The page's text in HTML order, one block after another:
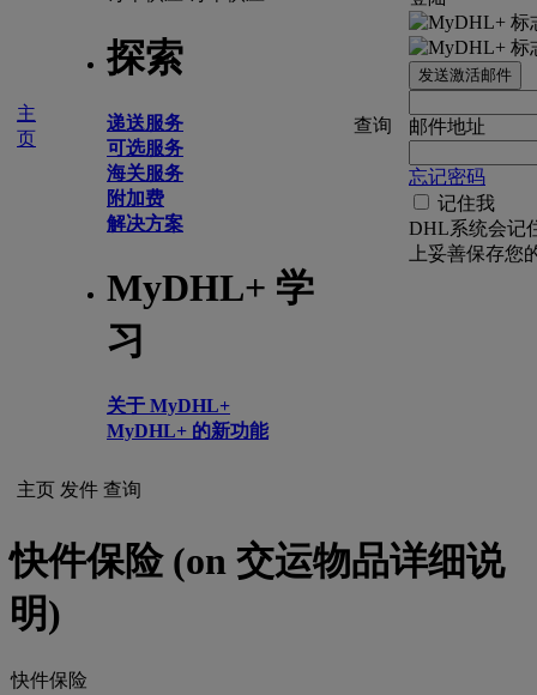
主
页
探索
递送服务
可选服务
海关服务
附加费
解决方案
MyDHL+ 学
习
关于 MyDHL+
MyDHL+ 的新功能
查询
发送激活邮件
邮件地址
忘记密码
记住我
DHL系统会记
上妥善保存您
主页 发件 查询
快件保险 (on 交运物品详细说
明)
快件保险